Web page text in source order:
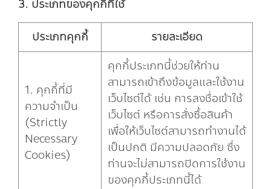
3. ประเภทของคุกกี้ที่ใช้
ประเภทคุกกี้
รายละเอียด
1. คุกกี้ที่มี
ความจำเป็น
(Strictly
Necessary
Cookies)
คุกกี้ประเภทนี้ช่วยให้ท่าน
สามารถเข้าถึงข้อมูลและใช้งาน
เว็บไซต์ได้ เช่น การลงชื่อเข้าใช้
เว็บไซต์ หรือการสั่งซื้อสินค้า
เพื่อให้เว็บไซต์สามารถทำงานได้
เป็นปกติ มีความปลอดภัย ซึ่ง
ท่านจะไม่สามารถปิดการใช้งาน
ของคุกกี้ประเภทนี้ได้